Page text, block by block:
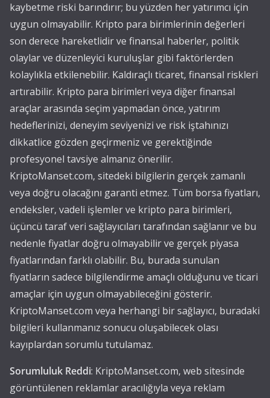
kaybetme riski barındırır; bu yüzden her yatırımcı için
uygun olmayabilir. Kripto para birimlerinin değerleri
son derece hareketlidir ve finansal haberler, politik
olaylar ve düzenleyici kuruluşlar gibi faktörlerden
kolaylıkla etkilenebilir. Kaldıraçlı ticaret, finansal riskleri
artırabilir. Kripto para birimleri veya diğer finansal
araçlar arasında seçim yapmadan önce, yatırım
hedeflerinizi, deneyim seviyenizi ve risk iştahınızı
dikkatlice gözden geçirmeniz ve gerektiğinde
profesyonel tavsiye almanız önerilir.
KriptoManset.com, sitedeki bilgilerin gerçek zamanlı
veya doğru olacağını garanti etmez. Tüm borsa fiyatları,
endeksler, vadeli işlemler ve kripto para birimleri,
üçüncü taraf veri sağlayıcıları tarafından sağlanır ve bu
nedenle fiyatlar doğru olmayabilir ve gerçek piyasa
fiyatlarından farklı olabilir. Bu, burada sunulan
fiyatların sadece bilgilendirme amaçlı olduğunu ve ticari
amaçlar için uygun olmayabileceğini gösterir.
KriptoManset.com veya herhangi bir sağlayıcı, buradaki
bilgileri kullanmanız sonucu oluşabilecek olası
kayıplardan sorumlu tutulamaz.
Sorumluluk Reddi: KriptoManset.com, web sitesinde
görüntülenen reklamlar aracılığıyla veya reklam